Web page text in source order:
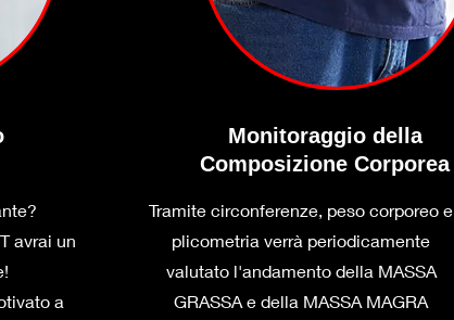
avrai un
a
Monitoraggio della
Composizione Corporea
Tramite circonferenze, peso corporeo e
plicometria verrà periodicamente
valutato l'andamento della MASSA
GRASSA e della MASSA MAGRA